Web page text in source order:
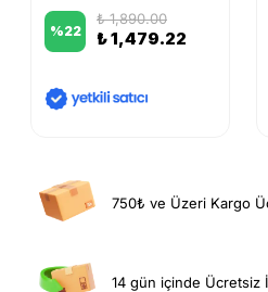
%22
₺ 1,890.00
₺ 1,479.22
750₺ ve Üzeri Kargo
14 gün içinde Ücretsiz